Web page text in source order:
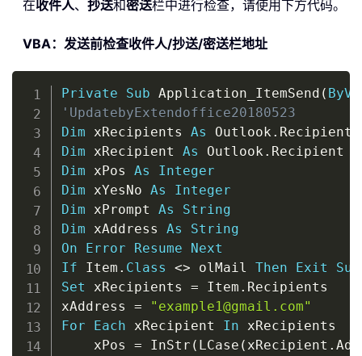
在收件人、 抄送和密送栏中进行检查，请使用下方代码。
VBA：发送前检查收件人/抄送/密送栏地址
Private Sub Application_ItemSend (
'UpdatebyExtendoffice20180523
Dim xRecipients As Outlook .
Dim xRecipient As Outlook .
Dim xPos As
Integer
Dim xYesNo As
Integer
Dim xPrompt As
String
Dim xAddress As
String
On
Error Resume
Next
If Item . Class <> olMail Then Exit
Sub
Set xRecipients = Item . Recipients
xAddress =
"example1@gmail.com"
For
Each xRecipient In xRecipients
    xPos
= InStr ( LCase ( xRecipient .
Copy